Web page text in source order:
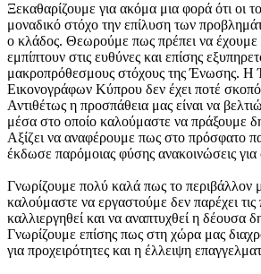
Ξεκαθαρίζουμε για ακόμα μια φορά ότι οι
μοναδικό στόχο την επίλυση των
ο κλάδος. Θεωρούμε πως πρέπει να
εμπίπτουν στις ευθύνες και επίσης
μακροπρόθεσμους στόχους της Ένωσης. Η
Εικονογράφων Κύπρου δεν έχει ποτέ
Αντιθέτως η προσπάθεια μας είναι να
μέσα στο οποίο καλούμαστε να πράξουμε
Αξίζει να αναφέρουμε πως στο πρόσφατο
έκδωσε παρόμοιας φύσης ανακοινώσεις για
Γνωρίζουμε πολύ καλά πως το περιβάλλον
καλούμαστε να εργαστούμε δεν παρέχει τις
καλλιεργηθεί και να αναπτυχθεί η δέουσα
Γνωρίζουμε επίσης πως στη χώρα μας
για προχειρότητες και η έλλειψη